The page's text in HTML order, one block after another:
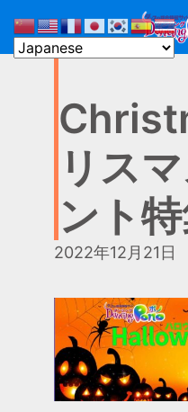
リス
ント
2022年12月21日